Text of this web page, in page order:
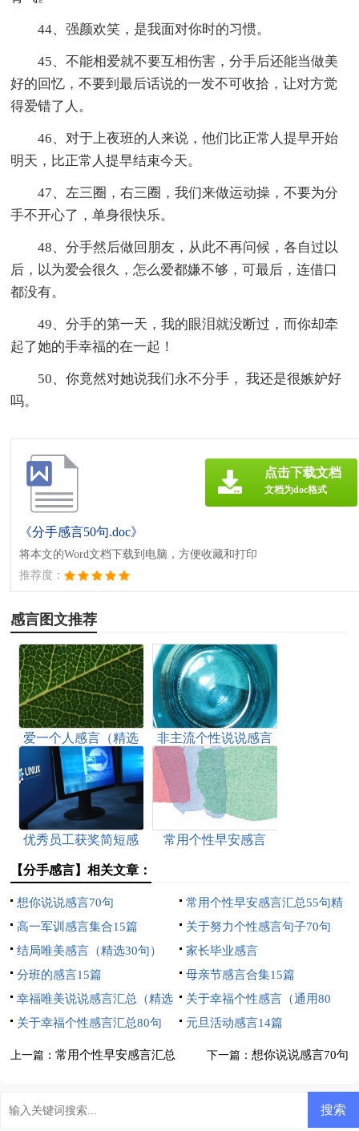
44、强颜欢笑，是我面对你时的习惯。
45、不能相爱就不要互相伤害，分手后还能当做美
好的回忆，不要到最后话说的一发不可收拾，让对方觉
得爱错了人。
46、对于上夜班的人来说，他们比正常人提早开始
明天，比正常人提早结束今天。
47、左三圈，右三圈，我们来做运动操，不要为分
手不开心了，单身很快乐。
48、分手然后做回朋友，从此不再问候，各自过以
后，以为爱会很久，怎么爱都嫌不够，可最后，连借口
都没有。
49、分手的第一天，我的眼泪就没断过，而你却牵
起了她的手幸福的在一起！
50、你竟然对她说我们永不分手， 我还是很嫉妒好
吗。
《分手感言50句.doc》
将本文的Word文档下载到电脑，方便收藏和打印
推荐度：
点击下载文档
文档为doc格式
感言图文推荐
爱一个人感言（精选
30句）
非主流个性说说感言
汇总90句
优秀员工获奖简短感
常用个性早安感言
【分手感言】相关文章：
想你说说感言70句
常用个性早安感言汇总55句精
选
高一军训感言集合15篇
关于努力个性感言句子70句
结局唯美感言（精选30句）
家长毕业感言
分班的感言15篇
母亲节感言合集15篇
幸福唯美说说感言汇总（精选
100句）
关于幸福个性感言（通用80
句）
关于幸福个性感言汇总80句 元旦活动感言14篇
上一篇：常用个性早安感言汇总
下一篇： 想你说说感言70句